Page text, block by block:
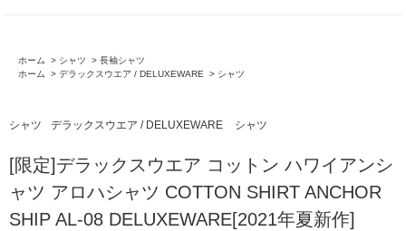
ホーム > シャツ > 長袖シャツ
ホーム
> デラックスウエア / DELUXEWARE > シャツ
シャツ デラックスウエア / DELUXEWARE シャツ
[限定]デラックスウエア コットン ハワイアンシ
ャツ アロハシャツ COTTON SHIRT ANCHOR
SHIP AL-08 DELUXEWARE[2021年夏新作]